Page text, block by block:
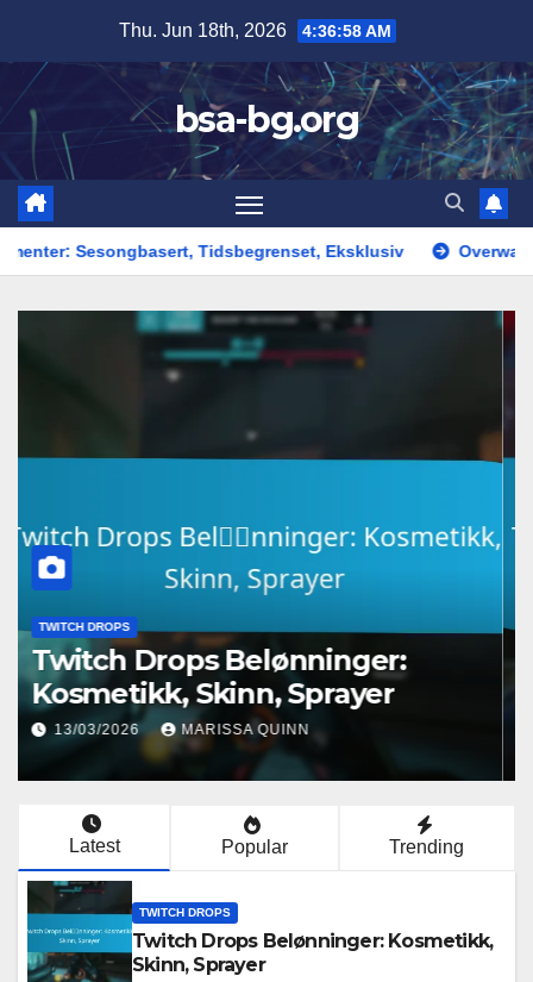
content
Thu. Jun 18th, 2026 4:36:59 AM
bsa-bg.org
Tidsbegrenset, Eksklusiv Overwatch Coins
TWITCH DROPS
Twitch Drops Belønninger:
Kosmetikk, Skinn, Sprayer
13/03/2026 MARISSA QUINN
Latest Popular Trending
TWITCH DROPS
Twitch Drops Belønninger: Kosmetikk,
Skinn, Sprayer